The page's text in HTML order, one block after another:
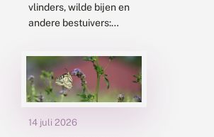
vlinders, wilde bijen en
andere bestuivers:
kiezen voor ecologisch
bermbeheer. Ook de
landelijke media
besteden daar inmiddels
aandacht aan....
14 juli 2026